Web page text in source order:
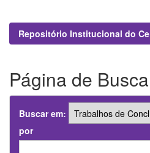
Repositório Institucional do
Página de Busca
Buscar em:
por